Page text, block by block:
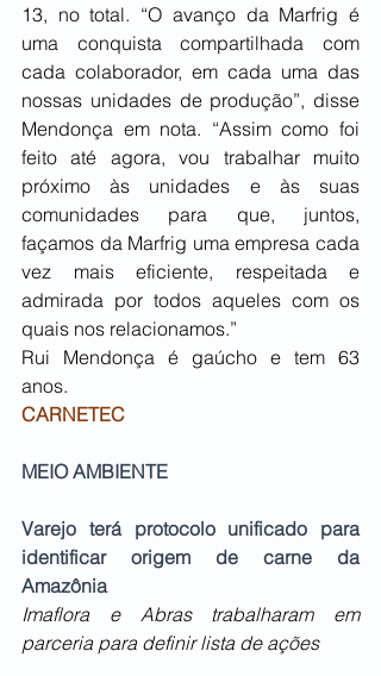
13, no total. “O avanço da Marfrig é
uma conquista compartilhada com
cada colaborador, em cada uma das
nossas unidades de produção”, disse
Mendonça em nota. “Assim como foi
feito até agora, vou trabalhar muito
próximo às unidades e às suas
comunidades para que, juntos,
façamos da Marfrig uma empresa cada
vez mais eficiente, respeitada e
admirada por todos aqueles com os
quais nos relacionamos.”
Rui Mendonça é gaúcho e tem 63
anos.
CARNETEC
MEIO AMBIENTE
Varejo terá protocolo unificado para
identificar origem de carne da
Amazônia
Imaflora e Abras trabalharam em
parceria para definir lista de ações